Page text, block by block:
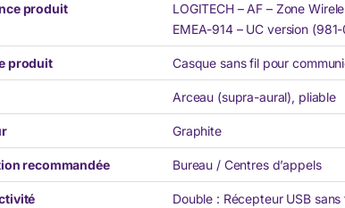
produit
LOGITECH – AF – Zone
EMEA-914 – UC version
produit Casque sans fil pour
Arceau (supra-aural), pliable
Graphite
recommandée Bureau / Centres d’appels
Double : Récepteur USB